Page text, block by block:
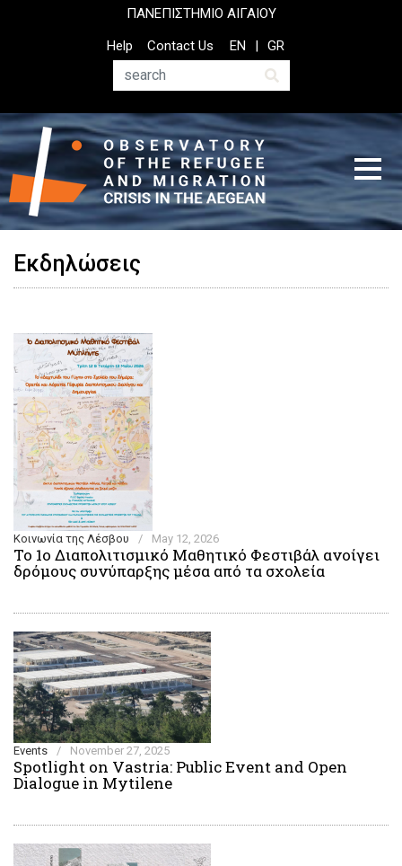
ΠΑΝΕΠΙΣΤΗΜΙΟ ΑΙΓΑΙΟΥ
Top
Header
Help
Contact Us
Search
EN GR
Εκδηλώσεις
Κοινωνία της Λέσβου / May 12, 2026
Το 1ο Διαπολιτισμικό Μαθητικό Φεστιβάλ ανοίγει
δρόμους συνύπαρξης μέσα από τα σχολεία
Events / November 27, 2025
Spotlight on Vastria: Public Event and Open
Dialogue in Mytilene